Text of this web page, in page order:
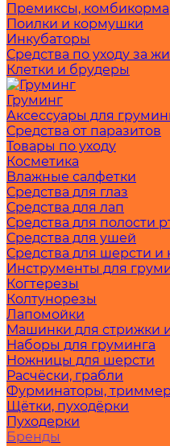
Премиксы, комбикорма
Поилки и кормушки
Инкубаторы
Средства по уходу за
Клетки и брудеры
Груминг
Аксессуары для
Средства от паразитов
Товары по уходу
Косметика
Влажные салфетки
Средства для глаз
Средства для лап
Средства для полости
Средства для ушей
Средства для шерсти и
Инструменты для
Когтерезы
Колтунорезы
Лапомойки
Машинки для стрижки
Наборы для груминга
Ножницы для шерсти
Расчёски, грабли
Фурминаторы,
Щётки, пуходёрки
Пуходерки
Бренды